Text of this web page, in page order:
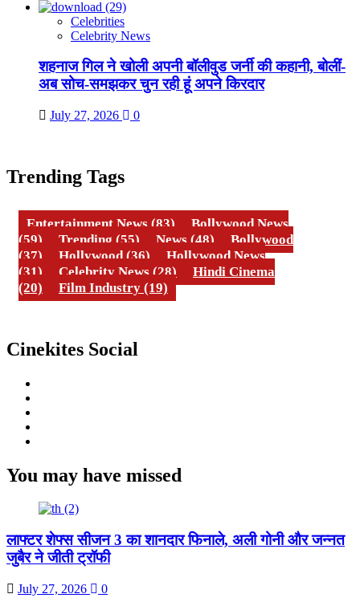
Celebrities
Celebrity News
शहनाज गिल ने खोली अपनी बॉलीवुड जर्नी की कहानी, बोलीं-
अब सोच-समझकर चुन रही हूं अपने किरदार
July 27, 2026 0
Trending Tags
Entertainment News (83)
Bollywood News
(59)
Trending (55) News (48)
Bollywood
(37)
Hollywood (36)
Hollywood News
(31)
Celebrity News (28)
Hindi Cinema
(20)
Film Industry (19)
Cinekites Social
You may have missed
लाफ्टर शेफ्स सीजन 3 का शानदार फिनाले, अली गोनी और जन्नत
जुबैर ने जीती ट्रॉफी
July 27, 2026 0